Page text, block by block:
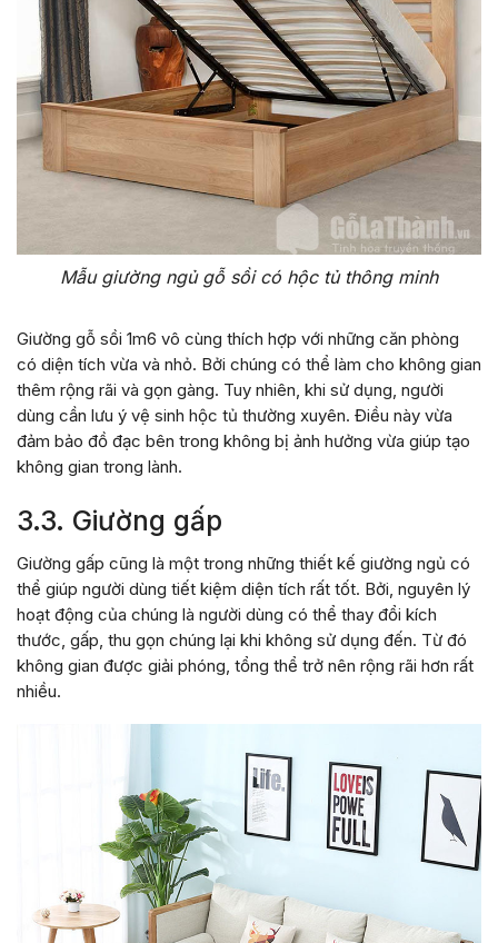
Mẫu giường ngủ gỗ sồi có hộc tủ thông minh
Giường gỗ sồi 1m6 vô cùng thích hợp với những căn phòng
có diện tích vừa và nhỏ. Bởi chúng có thể làm cho không gian
thêm rộng rãi và gọn gàng. Tuy nhiên, khi sử dụng, người
dùng cần lưu ý vệ sinh hộc tủ thường xuyên. Điều này vừa
đảm bảo đồ đạc bên trong không bị ảnh hưởng vừa giúp tạo
không gian trong lành.
3.3. Giường gấp
Giường gấp cũng là một trong những thiết kế giường ngủ có
thể giúp người dùng tiết kiệm diện tích rất tốt. Bởi, nguyên lý
hoạt động của chúng là người dùng có thể thay đổi kích
thước, gấp, thu gọn chúng lại khi không sử dụng đến. Từ đó
không gian được giải phóng, tổng thể trở nên rộng rãi hơn rất
nhiều.